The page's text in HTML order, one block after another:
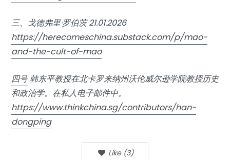
三、 戈德弗里·罗伯茨 21.01.2026
https://herecomeschina.substack.com/p/mao-
and-the-cult-of-mao
四号韩东平教授在北卡罗来纳州沃伦威尔逊学院教授历史
和政治学。在私人电子邮件中。
https://www.thinkchina.sg/contributors/han-
dongping
Like (3)